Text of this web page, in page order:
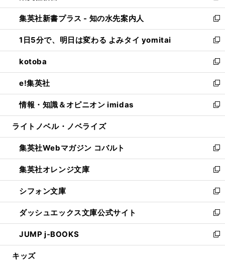
開
く
ン
ド
ウ
で
開
く
ウ
ィ
ン
ド
ウ
で
開
く
し
い
ウ
ィ
ン
ド
ウ
で
開
く
集英社新書プラス - 知の水先案内人
新
し
い
ウ
ィ
ン
ド
ウ
で
開
1日5分で、明日は変わる よみタイ yomitai
新
し
い
ウ
ィ
ン
ド
ウ
開
く
kotoba
新
し
い
ウ
ィ
ン
ウ
で
開
く
e!集英社
新
し
い
ウ
ン
ド
ウ
で
開
く
情報・知識＆オピニオン imidas
新
し
ウ
ィ
ン
ド
ウ
で
開
く
ライトノベル・ノベライズ
集英社Webマガジン コバルト
新
し
い
ウ
ィ
ン
ド
ウ
で
開
集英社オレンジ文庫
新
し
い
ウ
ィ
ン
ド
ウ
シフォン文庫
新
し
い
ウ
ィ
ン
ダッシュエックス文庫公式サイト
新
し
い
ウ
JUMP j-BOOKS
新
し
キッズ